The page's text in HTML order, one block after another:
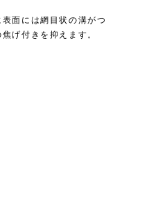
面には網目状の溝がつ
げ付きを抑えます。